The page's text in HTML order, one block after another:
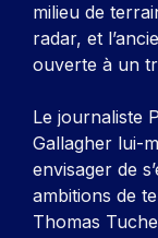
milieu de
radar, et
ouverte à un
Le journaliste
Gallagher lui-
envisager de
ambitions de
Thomas